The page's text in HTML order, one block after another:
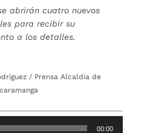
abrirán cuatro nuevos
para recibir su
a los detalles.
/ Prensa Alcaldía de
00:00